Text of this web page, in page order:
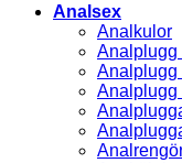
Analsex
Analkulor
Analplugg
Analplugg
Analplugg